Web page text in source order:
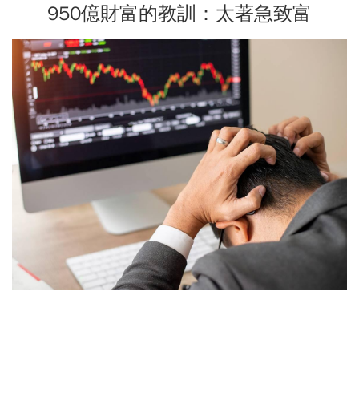
950億財富的教訓：太著急致富